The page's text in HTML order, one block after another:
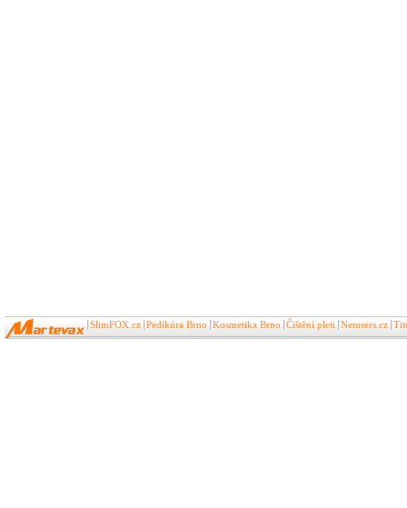
SlimFOX.cz Pedikúra Brno Kosmetika Brno Čištění pleti Netusers.cz